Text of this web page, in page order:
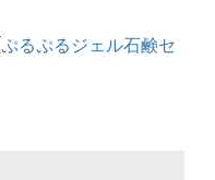
ぷるぷるジェル石鹸セ